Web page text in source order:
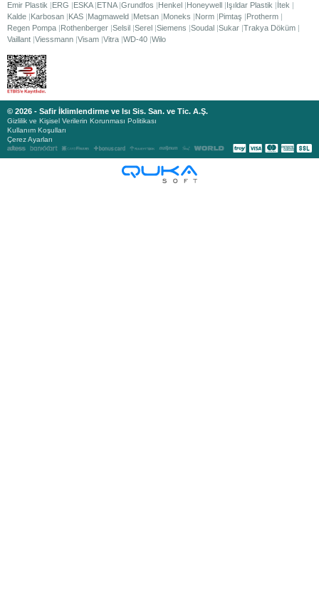
Emir Plastik
ERG ESKA ETNA Grundfos Henkel Honeywell Işıldar Plastik
İtek
Kalde Karbosan KAS Magmaweld Metsan Moneks Norm Pimtaş
Protherm
Regen Pompa Rothenberger Selsil Serel Siemens Soudal Sukar Trakya Döküm
Vaillant Viessmann Visam Vitra WD-40 Wilo
© 2026 - Safir İklimlendirme ve Isı Sis. San. ve Tic. A.Ş.
Gizlilik ve Kişisel Verilerin Korunması Politikası
Kullanım Koşulları
Çerez Ayarları